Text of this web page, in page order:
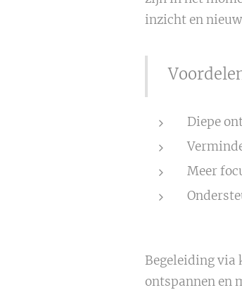
inzicht en
Diepe
Meer
Begeleiding via
ontspannen en